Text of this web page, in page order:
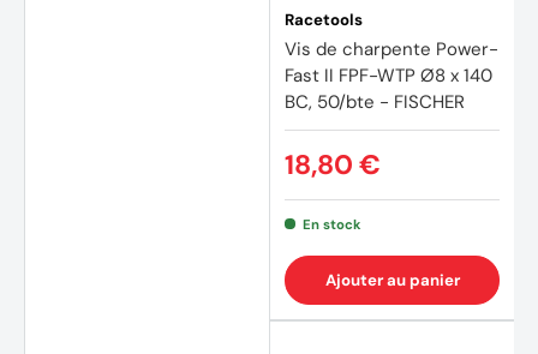
Racetools
Vis de charpente Power-
Fast II FPF-WTP Ø8 x 140
BC, 50/bte - FISCHER
18,80 €
En stock
Ajouter au panier